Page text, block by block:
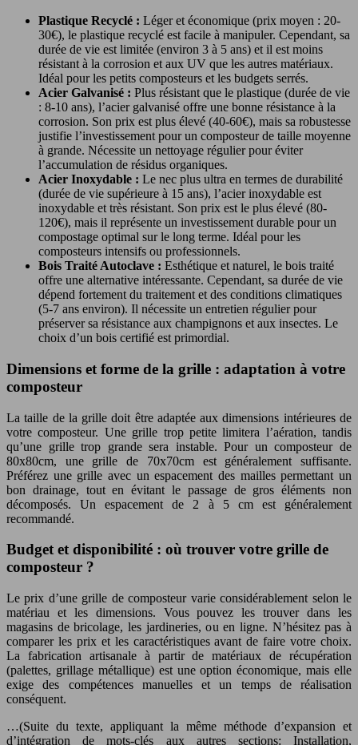
Plastique Recyclé : Léger et économique (prix moyen : 20-
30€), le plastique recyclé est facile à manipuler. Cependant, sa
durée de vie est limitée (environ 3 à 5 ans) et il est moins
résistant à la corrosion et aux UV que les autres matériaux.
Idéal pour les petits composteurs et les budgets serrés.
Acier Galvanisé : Plus résistant que le plastique (durée de vie
: 8-10 ans), l’acier galvanisé offre une bonne résistance à la
corrosion. Son prix est plus élevé (40-60€), mais sa robustesse
justifie l’investissement pour un composteur de taille moyenne
à grande. Nécessite un nettoyage régulier pour éviter
l’accumulation de résidus organiques.
Acier Inoxydable : Le nec plus ultra en termes de durabilité
(durée de vie supérieure à 15 ans), l’acier inoxydable est
inoxydable et très résistant. Son prix est le plus élevé (80-
120€), mais il représente un investissement durable pour un
compostage optimal sur le long terme. Idéal pour les
composteurs intensifs ou professionnels.
Bois Traité Autoclave : Esthétique et naturel, le bois traité
offre une alternative intéressante. Cependant, sa durée de vie
dépend fortement du traitement et des conditions climatiques
(5-7 ans environ). Il nécessite un entretien régulier pour
préserver sa résistance aux champignons et aux insectes. Le
choix d’un bois certifié est primordial.
Dimensions et forme de la grille : adaptation à votre
composteur
La taille de la grille doit être adaptée aux dimensions intérieures de
votre composteur. Une grille trop petite limitera l’aération, tandis
qu’une grille trop grande sera instable. Pour un composteur de
80x80cm, une grille de 70x70cm est généralement suffisante.
Préférez une grille avec un espacement des mailles permettant un
bon drainage, tout en évitant le passage de gros éléments non
décomposés. Un espacement de 2 à 5 cm est généralement
recommandé.
Budget et disponibilité : où trouver votre grille de
composteur ?
Le prix d’une grille de composteur varie considérablement selon le
matériau et les dimensions. Vous pouvez les trouver dans les
magasins de bricolage, les jardineries, ou en ligne. N’hésitez pas à
comparer les prix et les caractéristiques avant de faire votre choix.
La fabrication artisanale à partir de matériaux de récupération
(palettes, grillage métallique) est une option économique, mais elle
exige des compétences manuelles et un temps de réalisation
conséquent.
…(Suite du texte, appliquant la même méthode d’expansion et
d’intégration de mots-clés aux autres sections: Installation,